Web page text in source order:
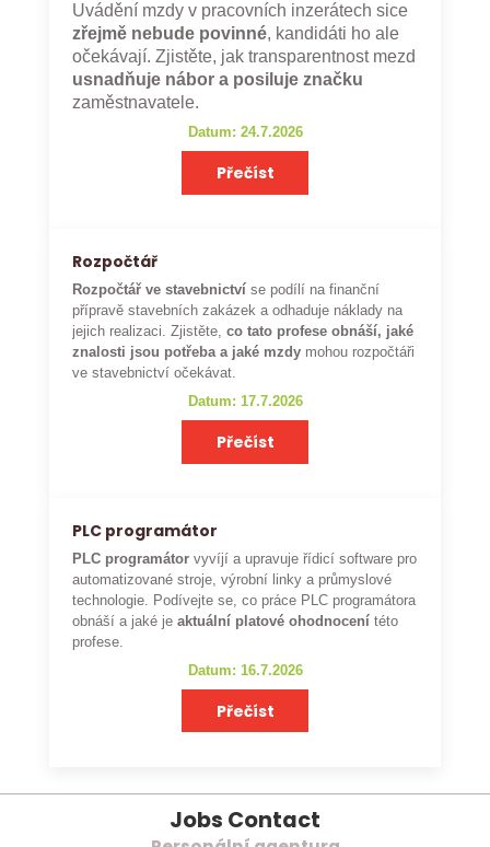
Uvádění mzdy v pracovních inzerátech sice
zřejmě nebude povinné, kandidáti ho ale
očekávají. Zjistěte, jak transparentnost mezd
usnadňuje nábor a posiluje značku
zaměstnavatele.
Datum: 24.7.2026
Přečíst
Rozpočtář
Rozpočtář ve stavebnictví se podílí na finanční
přípravě stavebních zakázek a odhaduje náklady na
jejich realizaci. Zjistěte,co tato profese obnáší, jaké
znalosti jsou potřeba a jaké mzdy mohou rozpočtáři
ve stavebnictví očekávat.
Datum: 17.7.2026
Přečíst
PLC programátor
PLC programátor vyvíjí a upravuje řídicí software pro
automatizované stroje, výrobní linky a průmyslové
technologie. Podívejte se, co práce PLC programátora
obnáší a jaké je aktuální platové ohodnocení této
profese.
Datum: 16.7.2026
Přečíst
Jobs Contact